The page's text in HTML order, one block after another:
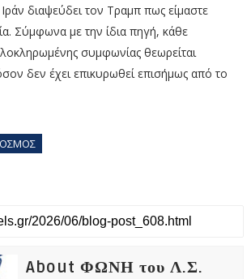
διαψεύδει τον Τραμπ πως είμαστε
Σύμφωνα με την ίδια πηγή, κάθε
συμφωνίας θεωρείται
δεν έχει επικυρωθεί επισήμως από το
About ΦΩΝΗ του Λ.Σ.